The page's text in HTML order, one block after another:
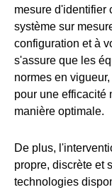
mesure d'identifier
système sur
configuration et à
s'assure que les
normes en
pour une efficacité
manière optimale.
De plus,
propre, discrète et
technologies